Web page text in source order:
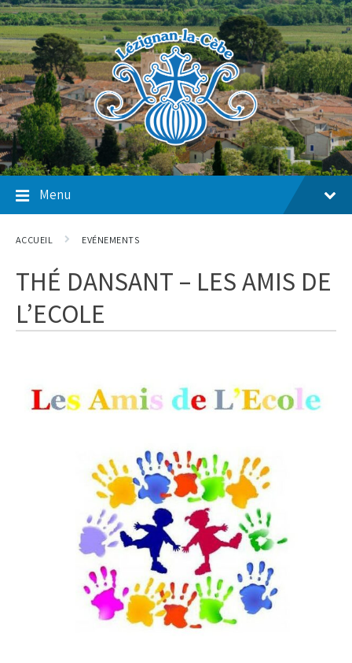
Skip
to
content
Skip
to
main
navigation
Skip
to
footer
Menu
ACCUEIL EVÉNEMENTS
THÉ DANSANT – LES AMIS DE
L’ECOLE